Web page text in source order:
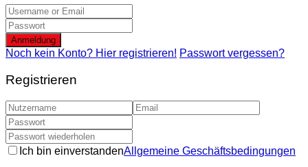
Anmeldung
Noch kein Konto? Hier registrieren! Passwort vergessen?
Registrieren
Ich bin einverstandenAllgemeine Geschäftsbedingungen